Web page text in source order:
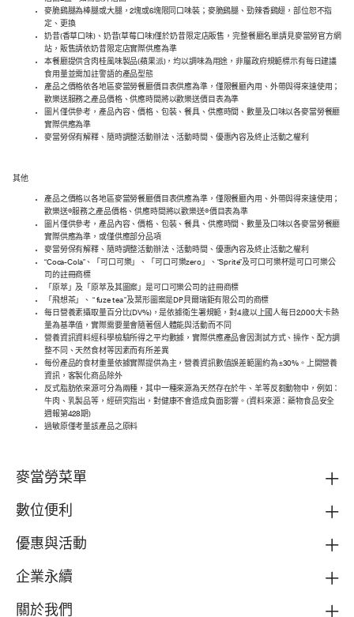
麥脆鷄腿為棒腿或大腿，2塊或6塊限同口味裝；麥脆鷄腿、勁辣香鷄翅，部位恕不指
定、更換
奶昔(香草口味)、奶昔(草莓口味)僅於奶昔限定店販售，完整餐廳名單請見麥當勞官方網
站，販售請依奶昔限定店實際供應為準
本餐廳提供含肉桂風味製品(蘋果派)，均以調味為用途，非屬政府規範標示有每日建議
食用量並需加註警語的產品型態
產品之價格依各地區麥當勞餐廳價目表供應為準，僅限餐廳內用、外帶與得來速使用；
歡樂送服務之產品價格、供應時間將以歡樂送價目表為準
圖片僅供參考，產品內容、價格、包裝、餐具、供應時間、數量及口味以各麥當勞餐廳
實際供應為準
麥當勞保有解釋、隨時調整活動辦法、活動時間、優惠內容及終止活動之權利
其他
產品之價格以各地區麥當勞餐廳價目表供應為準，僅限餐廳內用、外帶與得來速使用；
歡樂送®服務之產品價格、供應時間將以歡樂送®價目表為準
圖片僅供參考，產品內容、價格、包裝、餐具、供應時間、數量及口味以各麥當勞餐廳
實際供應為準，或僅供應部分品項
麥當勞保有解釋、隨時調整活動辦法、活動時間、優惠內容及終止活動之權利
“Coca-Cola”、「可口可樂」、「可口可樂zero」、“Sprite”及可口可樂杯是可口可樂公
司的註冊商標
「原萃」及「原萃及其圖案」是可口可樂公司的註冊商標
「飛想茶」、 “ fuze tea ”及葉形圖案是DP貝爾瑞鉅有限公司的商標
每日營養素攝取量百分比(DV%)，是依據衛生署規範，對4歲以上國人每日2,000大卡熱
量為基準值，實際需要量會隨著個人體能與活動而不同
營養資訊資料經科學檢驗所得之平均數據，實際供應產品會因測試方式、操作、配方調
整不同、天然食材等因素而有所差異
每份產品的食材重量依據實際提供為主，營養資訊數值誤差範圍約為±30%。上開營養
資訊，客製化商品除外
反式脂肪依來源可分為兩種，其中一種來源為天然存在於牛、羊等反芻動物中，例如：
牛肉、乳製品等，經研究指出，對健康不會造成負面影響。(資料來源：藥物食品安全
週報第428期)
過敏原僅考量該產品之原料
麥當勞菜單
數位便利
優惠與活動
企業永續
關於我們